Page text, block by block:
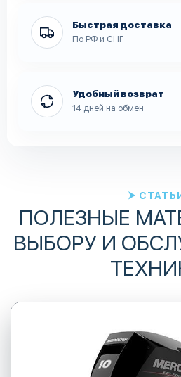
Быстрая доставка
По РФ и СНГ
Удобный возврат
14 дней на обмен
ПОЛЕЗНЫЕ
ВЫБОРУ И